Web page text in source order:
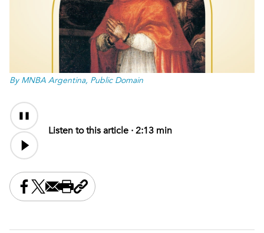
By MNBA Argentina, Public Domain
Audio
Content
Listen to this article ·2:13 min
Share this on Facebook
Share this on X
Share this by email
Print this page
Copy the page address